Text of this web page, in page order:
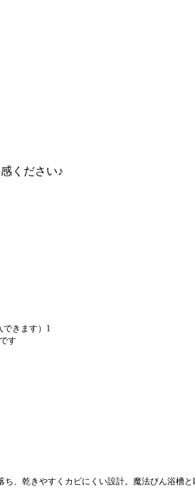
ください♪
きます）1
す
、乾きやすくカビにくい設計。魔法びん浴槽